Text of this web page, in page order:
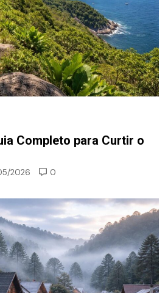
Completo para Curtir o
2026 0